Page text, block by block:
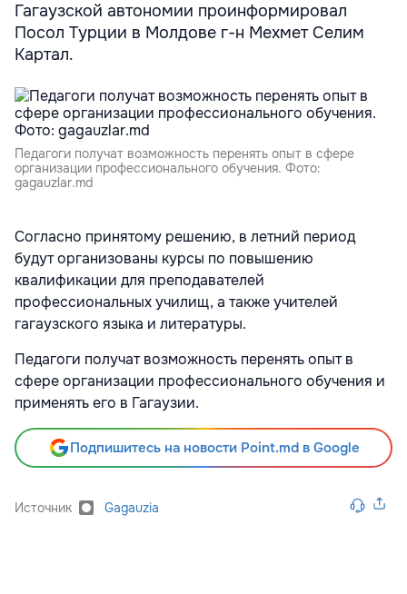
Гагаузской автономии проинформировал
Посол Турции в Молдове г-н Мехмет Селим
Картал.
Педагоги получат возможность перенять опыт в сфере
организации профессионального обучения. Фото:
gagauzlar.md
Согласно принятому решению, в летний период
будут организованы курсы по повышению
квалификации для преподавателей
профессиональных училищ, а также учителей
гагаузского языка и литературы.
Педагоги получат возможность перенять опыт в
сфере организации профессионального обучения и
применять его в Гагаузии.
Подпишитесь на новости Point.md в Google
Источник Gagauzia